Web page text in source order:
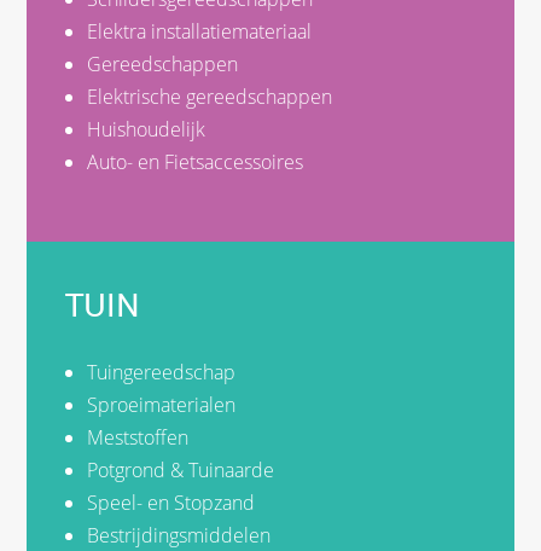
Elektra installatiemateriaal
Gereedschappen
Elektrische gereedschappen
Huishoudelijk
Auto- en Fietsaccessoires
TUIN
Tuingereedschap
Sproeimaterialen
Meststoffen
Potgrond & Tuinaarde
Speel- en Stopzand
Bestrijdingsmiddelen